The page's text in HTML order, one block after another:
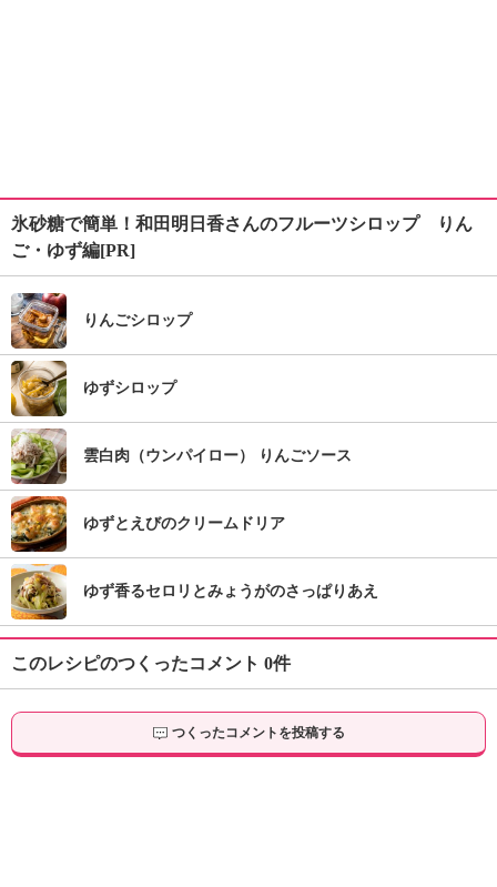
氷砂糖で簡単！和田明日香さんのフルーツシロップ りん
ご・ゆず編[PR]
りんごシロップ
ゆずシロップ
雲白肉（ウンパイロー） りんごソース
ゆずとえびのクリームドリア
ゆず香るセロリとみょうがのさっぱりあえ
このレシピのつくったコメント 0件
つくったコメントを投稿する